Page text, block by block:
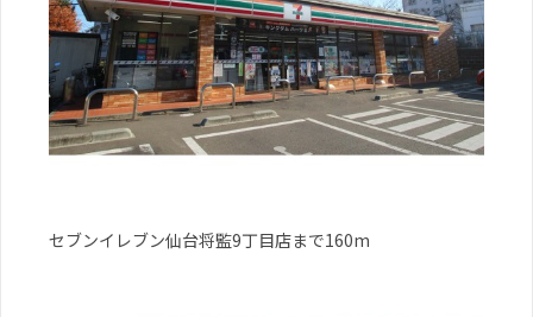
セブンイレブン仙台将監9丁目店まで160m